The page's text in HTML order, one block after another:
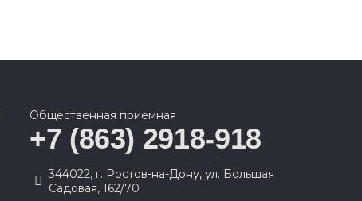
Общественная приемная
+7 (863) 2918-918
344022, г. Ростов-на-Дону, ул. Большая
Садовая, 162/70